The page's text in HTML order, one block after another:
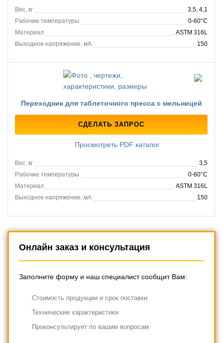
Вес, кг
3,5, 4,1
Рабочие температуры
0-60°C
Материал
ASTM 316L
Выходное напряжение, мА
150
Переходник для таблеточного пресса с мельницей
СДЕЛАТЬ ЗАПРОС
Просмотреть PDF каталог
Вес, кг
3,5
Рабочие температуры
0-60°C
Материал
ASTM 316L
Выходное напряжение, мА
150
Онлайн заказ и консультация
Заполните форму и наш специалист сообщит Вам:
Cтоимость продукции и срок поставки
Технические характеристики
Проконсультирует по вашим вопросам